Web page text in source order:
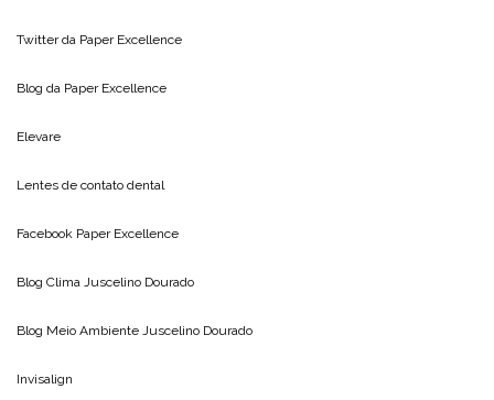
Twitter da Paper Excellence
Blog da Paper Excellence
Elevare
Lentes de contato dental
Facebook Paper Excellence
Blog Clima Juscelino Dourado
Blog Meio Ambiente Juscelino Dourado
Invisalign